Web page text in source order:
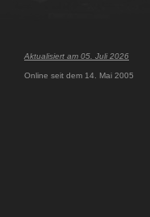
Aktualisiert am 05. Juli 2026
Online seit dem 14. Mai 2005